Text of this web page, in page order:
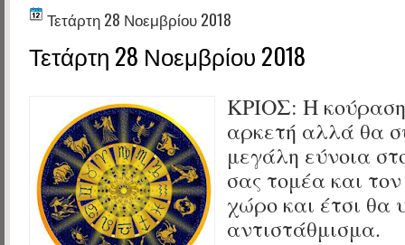
Τετάρτη 28 Νοεμβρίου 2018
Τετάρτη 28 Νοεμβρίου 2018
ΚΡΙΟΣ: Η
αρκετή αλλά θα
μεγάλη εύνοια
σας τομέα και
χώρο και έτσι θα
αντιστάθμισμα.